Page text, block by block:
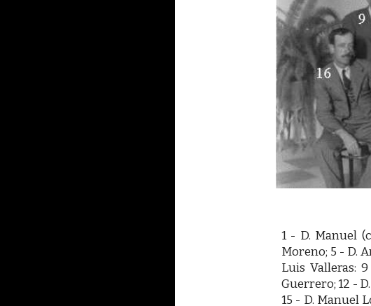
1 - D. Manuel
Moreno; 5 - D.
Luis Valleras:
Guerrero; 12 -
15 - D. Manuel